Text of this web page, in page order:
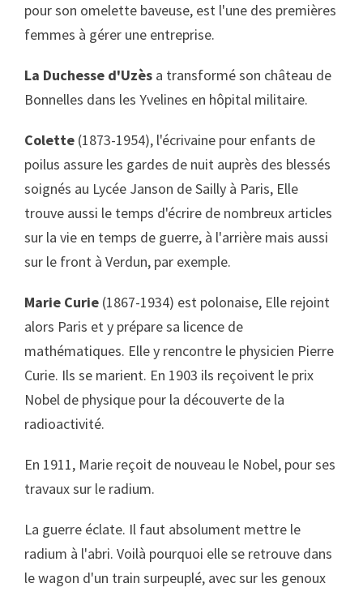
pour son omelette baveuse, est l'une des premières
femmes à gérer une entreprise.
La Duchesse d'Uzès a transformé son château de
Bonnelles dans les Yvelines en hôpital militaire.
Colette (1873-1954), l'écrivaine pour enfants de
poilus assure les gardes de nuit auprès des blessés
soignés au Lycée Janson de Sailly à Paris, Elle
trouve aussi le temps d'écrire de nombreux articles
sur la vie en temps de guerre, à l'arrière mais aussi
sur le front à Verdun, par exemple.
Marie Curie (1867-1934) est polonaise, Elle rejoint
alors Paris et y prépare sa licence de
mathématiques. Elle y rencontre le physicien Pierre
Curie. Ils se marient. En 1903 ils reçoivent le prix
Nobel de physique pour la découverte de la
radioactivité.
En 1911, Marie reçoit de nouveau le Nobel, pour ses
travaux sur le radium.
La guerre éclate. Il faut absolument mettre le
radium à l'abri. Voilà pourquoi elle se retrouve dans
le wagon d'un train surpeuplé, avec sur les genoux